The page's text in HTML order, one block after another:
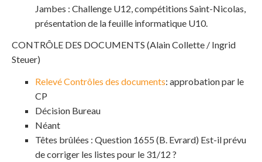
Jambes : Challenge U12, compétitions Saint-Nicolas,
présentation de la feuille informatique U10.
CONTRÔLE DES DOCUMENTS (Alain Collette / Ingrid
Steuer)
Relevé Contrôles des documents: approbation par le
CP
Décision Bureau
Néant
Têtes brûlées : Question 1655 (B. Evrard) Est-il prévu
de corriger les listes pour le 31/12 ?